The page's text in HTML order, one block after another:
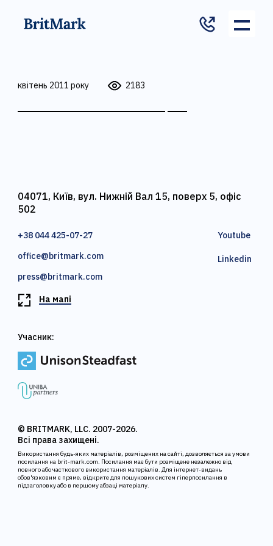
квітень 2011 року 2183
04071, Київ, вул. Нижній Вал 15, поверх 5, офіс
502
+38 044 425-07-27
office@britmark.com
press@britmark.com
Youtube
Linkedin
На мапі
© BRITMARK, LLC. 2007-2026.
Всі права захищені.
Використання будь-яких матеріалів, розміщених на сайті, дозволяється за умови
посилання на brit-mark.com. Посилання має бути розміщене незалежно від
повного або часткового використання матеріалів. Для інтернет-видань
обов'язковим є пряме, відкрите для пошукових систем гіперпосилання в
підзаголовку або в першому абзаці матеріалу.
Учасник: